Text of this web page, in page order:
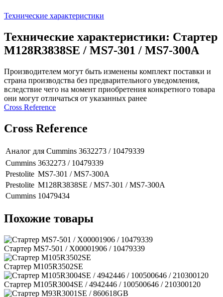
Технические характеристики
Технические характеристики: Стартер
M128R3838SE / MS7-301 / MS7-300A
Производителем могут быть изменены комплект поставки и
страна производства без предварительного уведомления,
вследствие чего на момент приобретения конкретного товара
они могут отличаться от указанных ранее
Сross Reference
Сross Reference
Аналог для Cummins 3632273 / 10479339
Cummins 3632273 / 10479339
Prestolite MS7-301 / MS7-300A
Prestolite M128R3838SE / MS7-301 / MS7-300A
Cummins 10479434
Похожие товары
Стартер MS7-501 / X00001906 / 10479339
Стартер M105R3502SE
Стартер M105R3004SE / 4942446 / 100500646 / 210300120